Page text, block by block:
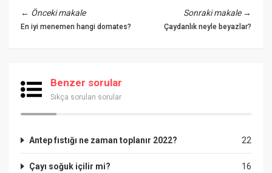
← Önceki makale
En iyi menemen hangi domates?
Sonraki makale→
Çaydanlık neyle beyazlar?
Benzer sorular
Sıkça sorulan sorular
22
Antep fıstığı ne zaman toplanır 2022?
16
Çayı soğuk içilir mi?